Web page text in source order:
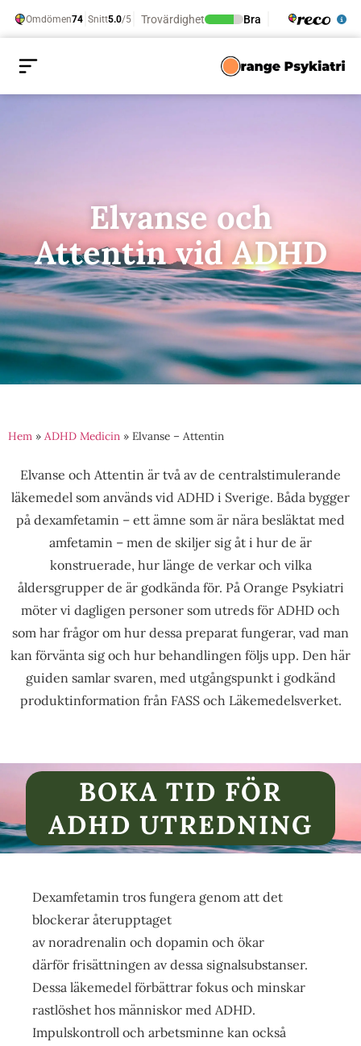
Elvanse och
Attentin vid ADHD
Hem » ADHD Medicin » Elvanse – Attentin
Elvanse och Attentin är två av de centralstimulerande
läkemedel som används vid ADHD i Sverige. Båda bygger
på dexamfetamin – ett ämne som är nära besläktat med
amfetamin – men de skiljer sig åt i hur de är
konstruerade, hur länge de verkar och vilka
åldersgrupper de är godkända för. På Orange Psykiatri
möter vi dagligen personer som utreds för ADHD och
som har frågor om hur dessa preparat fungerar, vad man
kan förvänta sig och hur behandlingen följs upp. Den här
guiden samlar svaren, med utgångspunkt i godkänd
produktinformation från FASS och Läkemedelsverket.
BOKA TID FÖR
ADHD UTREDNING
Dexamfetamin tros fungera genom att det
blockerar återupptaget
av noradrenalin och dopamin och ökar
därför frisättningen av dessa signalsubstanser.
Dessa läkemedel förbättrar fokus och minskar
rastlöshet hos människor med ADHD.
Impulskontroll och arbetsminne kan också